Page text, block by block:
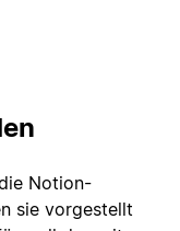
Notion-
sie vorgestellt